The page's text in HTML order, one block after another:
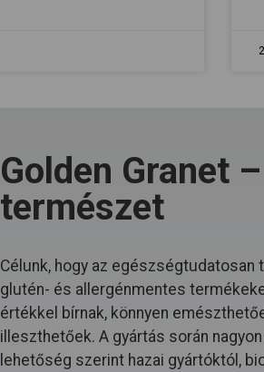
Golden Granet
természet
Célunk, hogy az egészségtudatosan
glutén- és allergénmentes
értékkel bírnak, könnyen
illeszthetőek. A gyártás során
lehetőség szerint hazai gyártóktól,